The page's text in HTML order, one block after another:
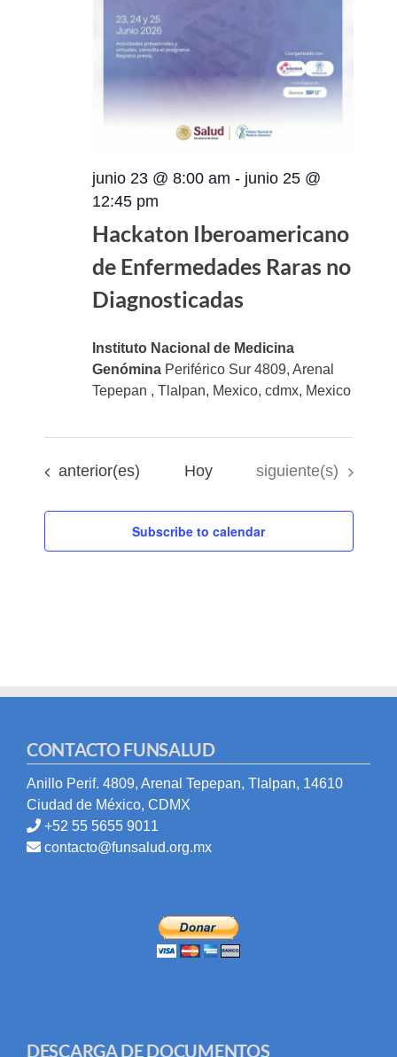
junio 23 @ 8:00 am - junio 25 @
12:45 pm
Hackaton Iberoamericano
de Enfermedades Raras no
Diagnosticadas
Instituto Nacional de Medicina
Genómina Periférico Sur 4809, Arenal
Tepepan , Tlalpan, Mexico, cdmx, Mexico
Eventos
anterior(es) Hoy Eventos
siguiente(s)
Subscribe to calendar
CONTACTO FUNSALUD
Anillo Perif. 4809, Arenal Tepepan, Tlalpan, 14610
Ciudad de México, CDMX
+52 55 5655 9011
contacto@funsalud.org.mx
DESCARGA DE DOCUMENTOS